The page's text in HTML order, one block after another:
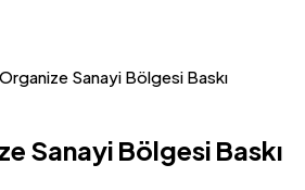
Sanayi Bölgesi Baskı
Sanayi Bölgesi Baskı